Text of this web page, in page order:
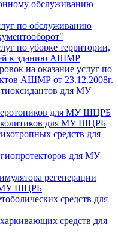
обслуживанию
по обслуживанию
по уборке территории,
к зданию АШМР
на оказание услуг по
АШМР от 23.12.2008г.
для МУ
для МУ ШЦРБ
для МУ ШЦРБ
средств для
для МУ
регенерации
МУ ШЦРБ
средств для
средств для